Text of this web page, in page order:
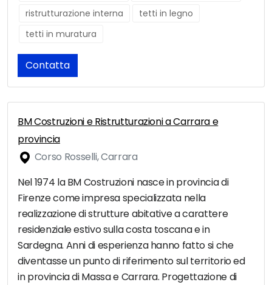
ristrutturazione interna
tetti in legno
tetti in muratura
Contatta
BM Costruzioni e Ristrutturazioni a Carrara e
provincia
Corso Rosselli, Carrara
Nel 1974 la BM Costruzioni nasce in provincia di
Firenze come impresa specializzata nella
realizzazione di strutture abitative a carattere
residenziale estivo sulla costa toscana e in
Sardegna. Anni di esperienza hanno fatto si che
diventasse un punto di riferimento sul territorio ed
in provincia di Massa e Carrara. Progettazione di